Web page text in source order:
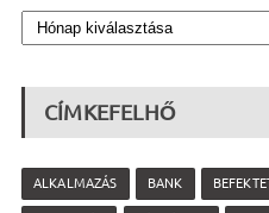
CÍMKEFELHŐ
ALKALMAZÁS BANK